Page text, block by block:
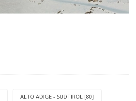
ALTO ADIGE - SUDTIROL [80]